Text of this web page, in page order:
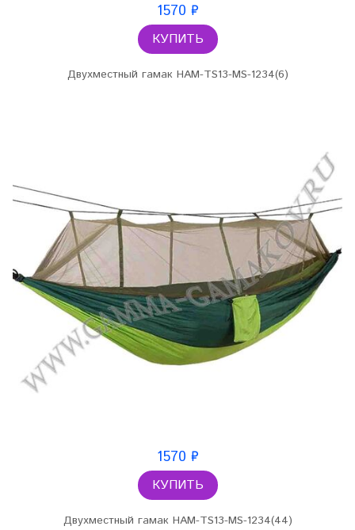
1570 ₽
КУПИТЬ
Двухместный гамак HAM-TS13-MS-1234(6)
1570 ₽
КУПИТЬ
Двухместный гамак HAM-TS13-MS-1234(44)